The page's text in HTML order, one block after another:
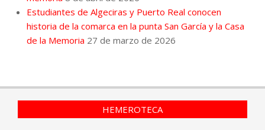
Estudiantes de Algeciras y Puerto Real conocen
historia de la comarca en la punta San García y la Casa
de la Memoria 27 de marzo de 2026
HEMEROTECA